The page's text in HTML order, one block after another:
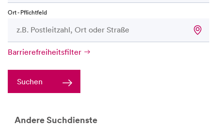
Ort - Pflichtfeld
Barrierefreiheitsfilter
Suchen
Andere Suchdienste